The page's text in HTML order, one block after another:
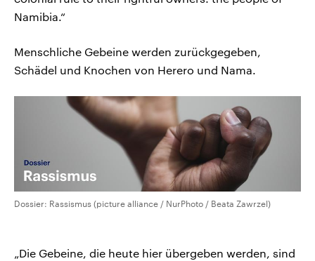
Namibia.“
Menschliche Gebeine werden zurückgegeben,
Schädel und Knochen von Herero und Nama.
Dossier: Rassismus (picture alliance / NurPhoto / Beata Zawrzel)
„Die Gebeine, die heute hier übergeben werden, sind